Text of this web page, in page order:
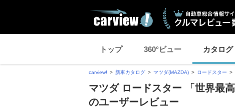
トップ 360°ビュー カタログ
carview! 新車カタログ マツダ(MAZDA) ロードスター
マツダ ロードスター 「世界最
のユーザーレビュー